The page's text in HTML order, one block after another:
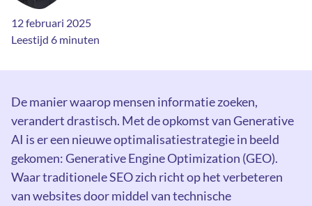
12 februari 2025
Leestijd 6 minuten
De manier waarop mensen informatie zoeken,
verandert drastisch. Met de opkomst van Generative
AI is er een nieuwe optimalisatiestrategie in beeld
gekomen: Generative Engine Optimization (GEO).
Waar traditionele SEO zich richt op het verbeteren
van websites door middel van technische